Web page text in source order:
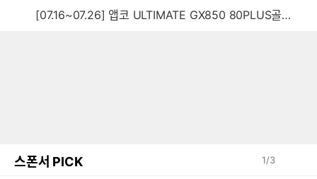
[07.16~07.26] 앱코 ULTIMATE GX850 80PLUS골드 풀모듈러 ATX3.0 블랙
스폰서 PICK 1/3